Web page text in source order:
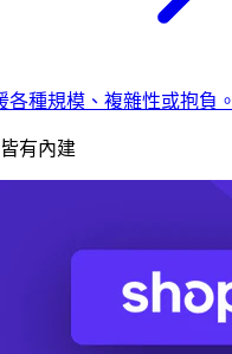
各種規模、複雜性或抱負。
有內建